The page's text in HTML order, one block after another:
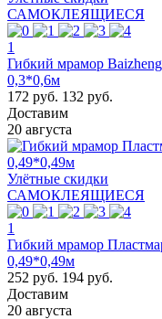
САМОКЛЕЯЩИЕСЯ
1
Гибкий мрамор
0,3*0,6м
172 руб. 132 руб.
Доставим
20 августа
Улётные скидки
САМОКЛЕЯЩИЕСЯ
1
Гибкий мрамор
0,49*0,49м
252 руб. 194 руб.
Доставим
20 августа